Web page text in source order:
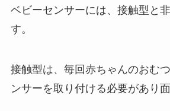
ベビーセンサーには、接触型と
す。
接触型は、毎回赤ちゃんのおむ
ンサーを取り付ける必要があり面